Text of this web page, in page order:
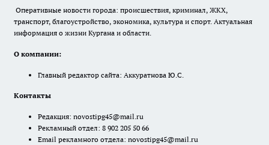
Оперативные новости города: происшествия, криминал, ЖКХ,
транспорт, благоустройство, экономика, культура и спорт. Актуальная
информация о жизни Кургана и области.
О компании:
Главный редактор сайта: Аккуратнова Ю.С.
Контакты
Редакция: novostipg45@mail.ru
Рекламный отдел: 8 902 205 50 66
Email рекламного отдела: novostipg45@mail.ru